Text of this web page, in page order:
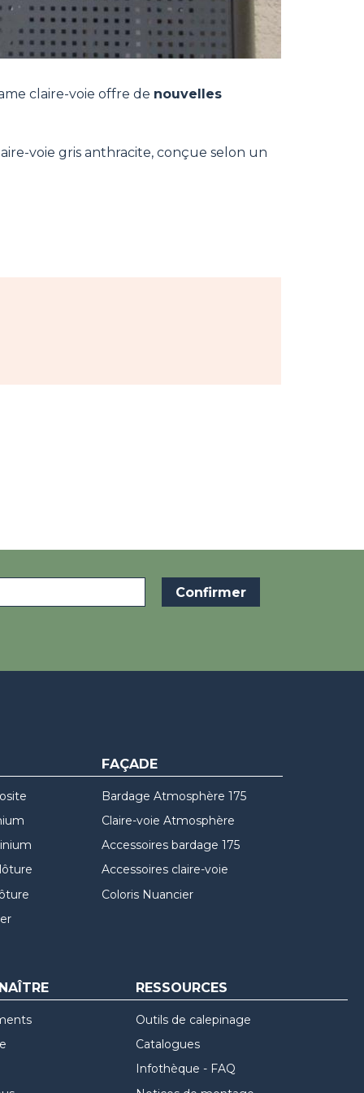
claire-voie offre de nouvelles
voie gris anthracite, conçue selon un
FAÇADE
Bardage Atmosphère 175
Claire-voie Atmosphère
Accessoires bardage 175
Accessoires claire-voie
Coloris Nuancier
RESSOURCES
Outils de calepinage
Catalogues
Infothèque - FAQ